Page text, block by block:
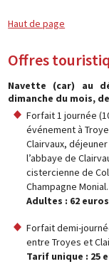
Haut de page
Offres
Navette (car) au
dimanche du mois,
Forfait 1 journée
événement à
Clairvaux,
l’abbaye de
cistercienne de
Champagne Monial.
Adultes : 62
Forfait demi-
entre Troyes et
Tarif unique : 25